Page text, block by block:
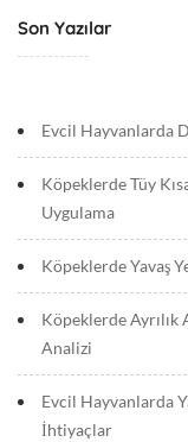
4
:
+
e
Son Yazılar
Evcil Hayvanlarda
Köpeklerde Tüy
Uygulama
Köpeklerde Yavaş
Köpeklerde Ayrılık
Analizi
Evcil Hayvanlarda
İhtiyaçlar